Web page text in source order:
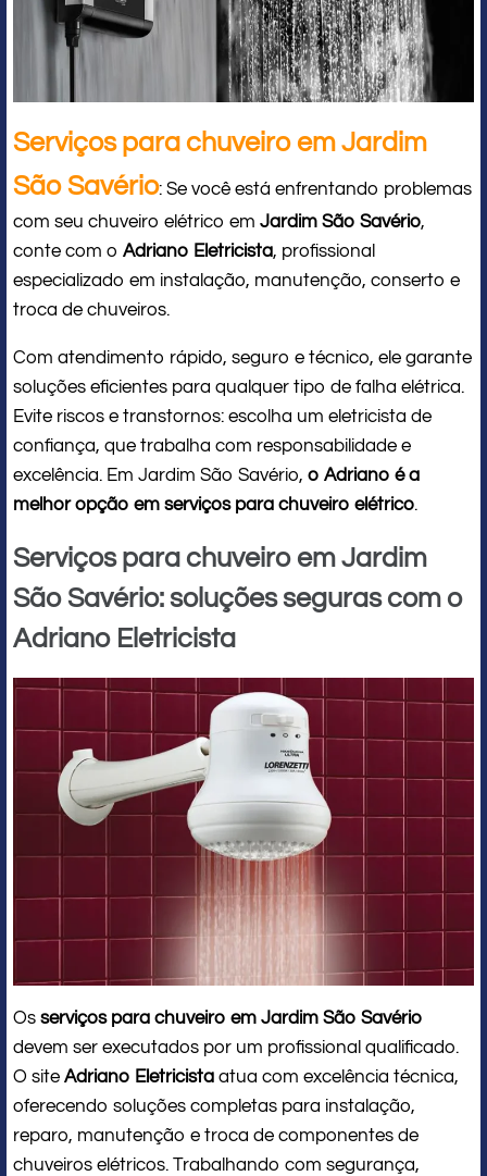
Serviços para chuveiro em Jardim
São Savério: Se você está enfrentando problemas
com seu chuveiro elétrico em Jardim São Savério,
conte com o Adriano Eletricista, profissional
especializado em instalação, manutenção, conserto e
troca de chuveiros.
Com atendimento rápido, seguro e técnico, ele garante
soluções eficientes para qualquer tipo de falha elétrica.
Evite riscos e transtornos: escolha um eletricista de
confiança, que trabalha com responsabilidade e
excelência. Em Jardim São Savério, o Adriano é a
melhor opção em serviços para chuveiro elétrico.
Serviços para chuveiro em Jardim
São Savério: soluções seguras com o
Adriano Eletricista
Os serviços para chuveiro em Jardim São Savério
devem ser executados por um profissional qualificado.
O site Adriano Eletricista atua com excelência técnica,
oferecendo soluções completas para instalação,
reparo, manutenção e troca de componentes de
chuveiros elétricos. Trabalhando com segurança,